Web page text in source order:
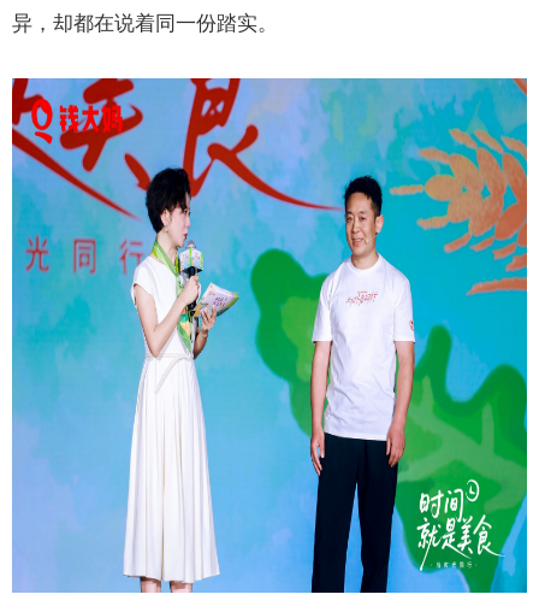
异，却都在说着同一份踏实。